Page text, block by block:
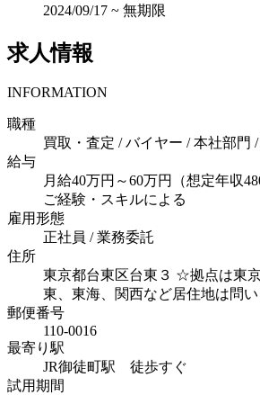
2024/09/17 ~ 無期限
求人情報
INFORMATION
職種
買取・査定 / バイヤー / 本社部門
給与
月給40万円～60万円（想定年収
ご経験・スキルによる
雇用形態
正社員 / 業務委託
住所
東京都台東区台東３ ☆拠点は東
東、東海、関西など居住地は問
郵便番号
110-0016
最寄り駅
JR御徒町駅 徒歩すぐ
試用期間